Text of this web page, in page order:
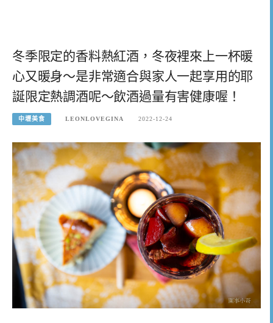
冬季限定的香料熱紅酒，冬夜裡來上一杯暖
心又暖身～是非常適合與家人一起享用的耶
誕限定熱調酒呢～飲酒過量有害健康喔！
中壢美食 LEONLOVEGINA 2022-12-24